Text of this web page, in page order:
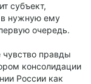
субъект,
в нужную ему
очередь.
чувство правды
консолидации
России как